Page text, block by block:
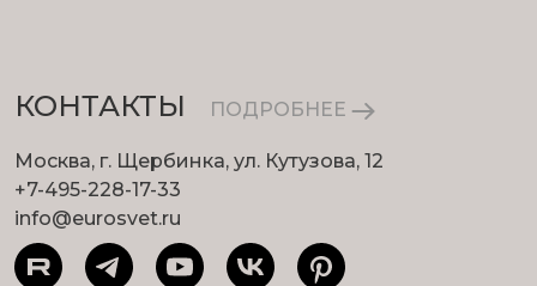
КОНТАКТЫ ПОДРОБНЕЕ
Москва, г. Щербинка, ул. Кутузова, 12
+7-495-228-17-33
info@eurosvet.ru